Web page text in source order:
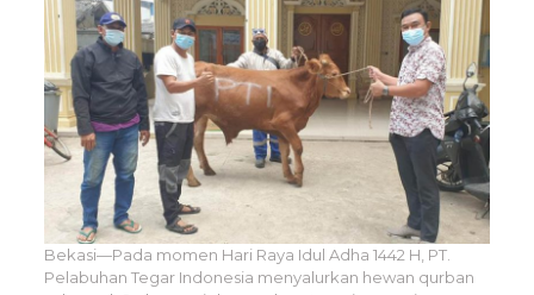
Bekasi—Pada momen Hari Raya Idul Adha 1442 H, PT.
Pelabuhan Tegar Indonesia menyalurkan hewan qurban